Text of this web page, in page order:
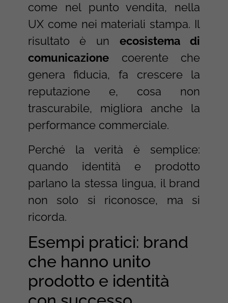
come nel punto vendita, nella
UX come nei materiali stampa. Il
risultato è un ecosistema di
comunicazionecoerente che
genera fiducia, fa crescere la
reputazione e, cosa non
trascurabile, migliora anche la
performance commerciale.
Perché la verità è semplice:
quando identità e prodotto
parlano la stessa lingua, il brand
non solo si riconosce, ma si
ricorda.
Esempi pratici: brand
che hanno unito
prodotto e identità